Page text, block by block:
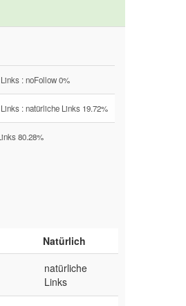
: noFollow 0%
: natürliche Links 19.72%
80.28%
Natürlich
natürliche
Links